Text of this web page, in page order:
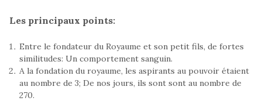
Les principaux points:
Entre le fondateur du Royaume et son petit fils, de fortes
similitudes: Un comportement sanguin.
A la fondation du royaume, les aspirants au pouvoir étaient
au nombre de 3; De nos jours, ils sont sont au nombre de
270.